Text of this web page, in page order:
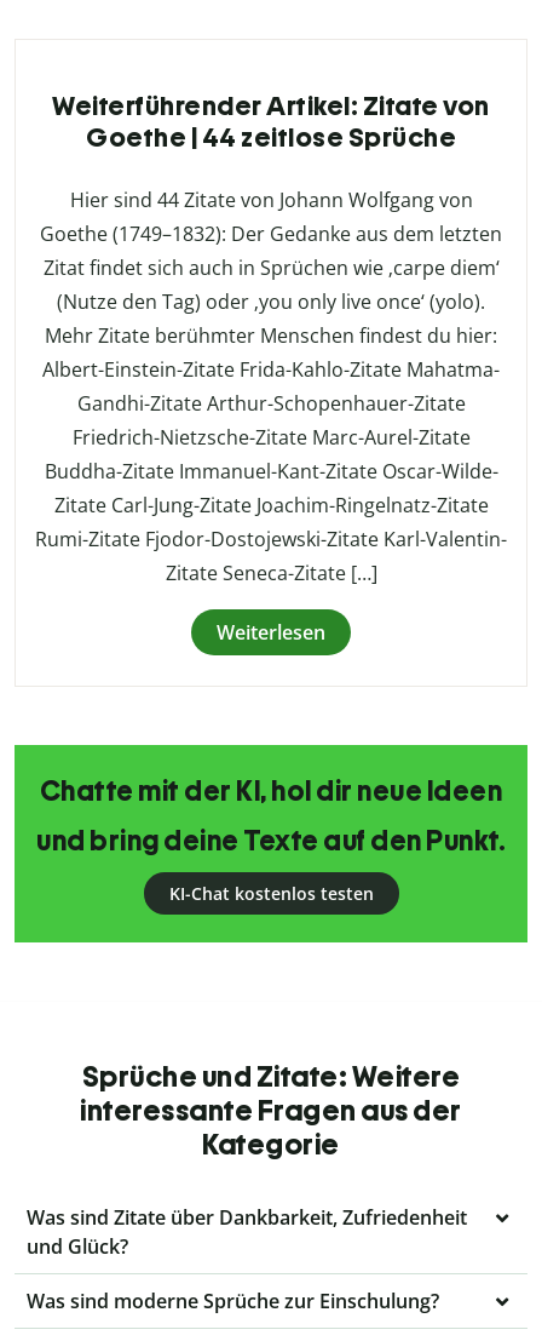
Weiterführender Artikel: Zitate von
Goethe | 44 zeitlose Sprüche
Hier sind 44 Zitate von Johann Wolfgang von
Goethe (1749–1832): Der Gedanke aus dem letzten
Zitat findet sich auch in Sprüchen wie ‚carpe diem‘
(Nutze den Tag) oder ‚you only live once‘ (yolo).
Mehr Zitate berühmter Menschen findest du hier:
Albert-Einstein-Zitate Frida-Kahlo-Zitate Mahatma-
Gandhi-Zitate Arthur-Schopenhauer-Zitate
Friedrich-Nietzsche-Zitate Marc-Aurel-Zitate
Buddha-Zitate Immanuel-Kant-Zitate Oscar-Wilde-
Zitate Carl-Jung-Zitate Joachim-Ringelnatz-Zitate
Rumi-Zitate Fjodor-Dostojewski-Zitate Karl-Valentin-
Zitate Seneca-Zitate […]
Weiterlesen
Chatte mit der KI, hol dir neue Ideen
und bring deine Texte auf den Punkt.
KI-Chat kostenlos testen
Sprüche und Zitate: Weitere
interessante Fragen aus der
Kategorie
Was sind Zitate über Dankbarkeit, Zufriedenheit
und Glück?
Was sind moderne Sprüche zur Einschulung?